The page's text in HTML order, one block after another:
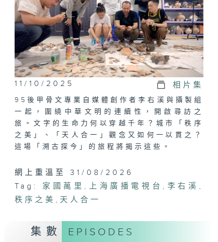
11/10/2025 相片集
95後甲骨文專業自媒體創作者李右溪與攝製組
一起，圍繞中華文明的連續性，開啟尋訪之
旅。文字的生命力何以穿越千年？城市「秩序
之美」、「天人合一」觀念又如何一以貫之？
這場「溯古探今」的旅程將揭示這些。
網上重溫至 31/08/2026
Tag:
家國萬里 , 上海廣播電視台 , 李右溪 ,
秩序之美 , 天人合一
集數 EPISODES